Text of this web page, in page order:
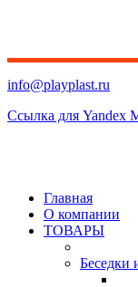
info@playplast.ru
Ссылка для Yandex
Главная
О компании
ТОВАРЫ
Беседки